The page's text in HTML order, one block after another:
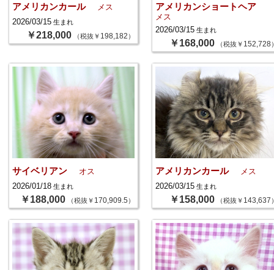
アメリカンカール
メス
2026/03/15 生まれ
￥218,000 （税抜￥ 198,182 ）
アメリカンショートヘア
メス
2026/03/15 生まれ
￥168,000 （税抜￥ 152,728
サイベリアン
オス
2026/01/18 生まれ
￥188,000 （税抜￥ 170,909.5 ）
アメリカンカール
メス
2026/03/15 生まれ
￥158,000 （税抜￥ 143,637